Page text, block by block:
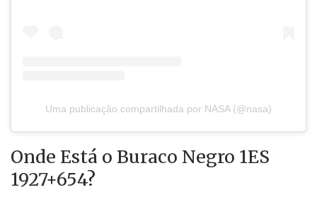
Uma publicação compartilhada por NASA (@nasa)
Onde Está o Buraco Negro 1ES
1927+654?